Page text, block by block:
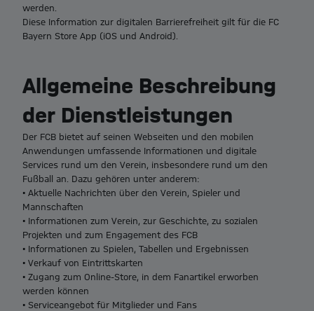
werden.
Diese Information zur digitalen Barrierefreiheit gilt für die FC
Bayern Store App (iOS und Android).
Allgemeine Beschreibung
der Dienstleistungen
Der FCB bietet auf seinen Webseiten und den mobilen
Anwendungen umfassende Informationen und digitale
Services rund um den Verein, insbesondere rund um den
Fußball an. Dazu gehören unter anderem:
• Aktuelle Nachrichten über den Verein, Spieler und
Mannschaften
• Informationen zum Verein, zur Geschichte, zu sozialen
Projekten und zum Engagement des FCB
• Informationen zu Spielen, Tabellen und Ergebnissen
• Verkauf von Eintrittskarten
• Zugang zum Online-Store, in dem Fanartikel erworben
werden können
• Serviceangebot für Mitglieder und Fans